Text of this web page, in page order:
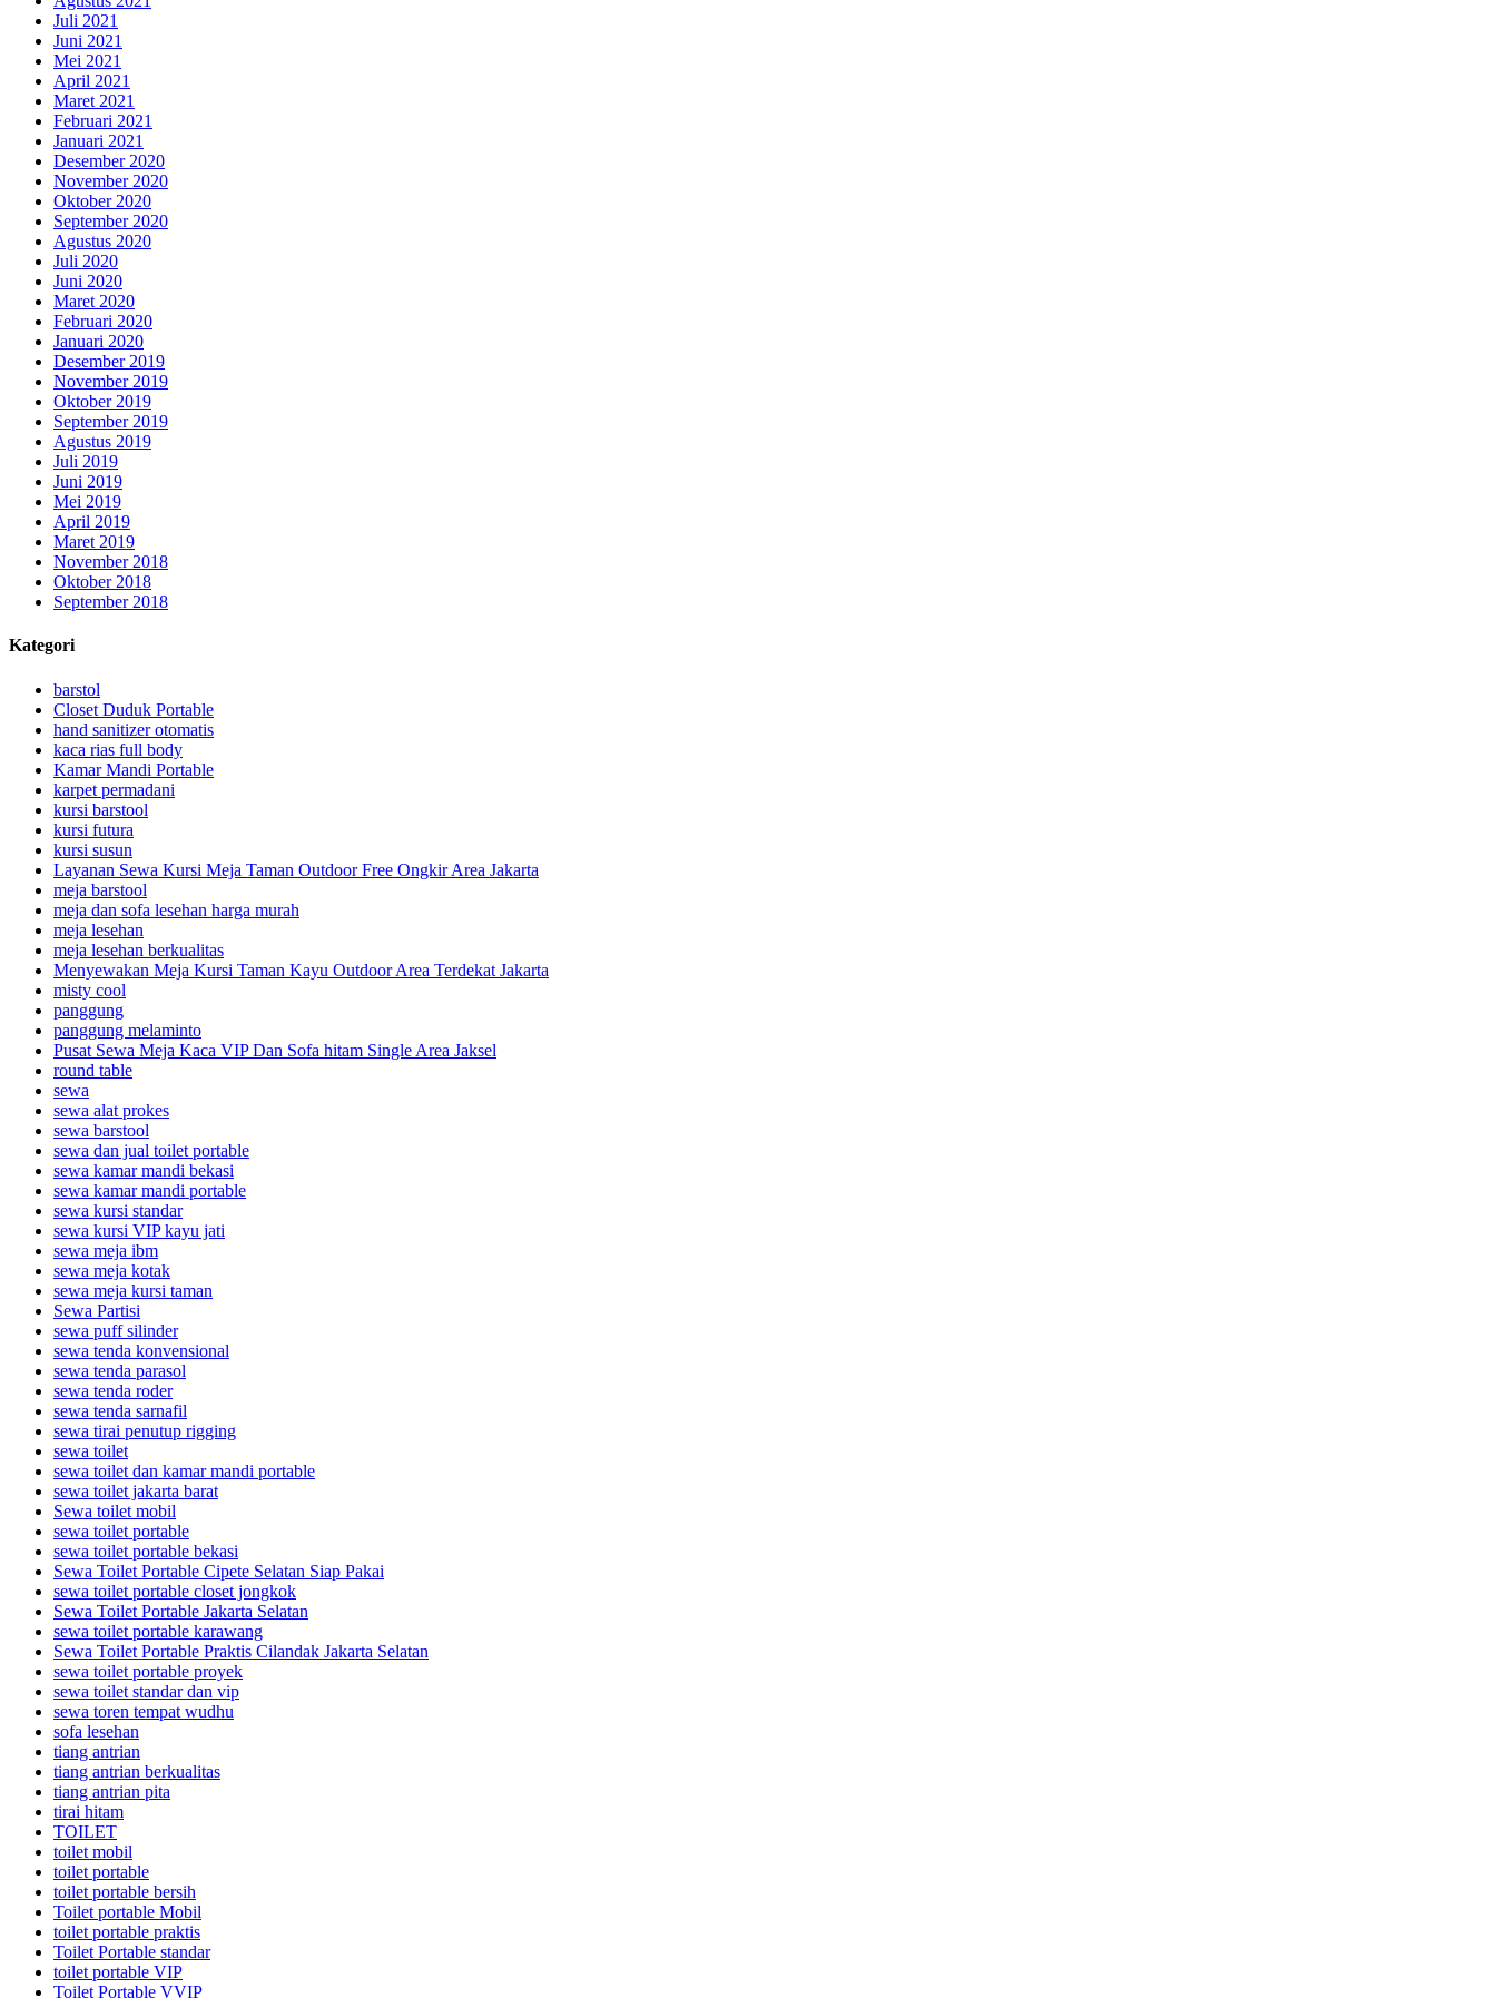
Juli 2021
Juni 2021
Mei 2021
April 2021
Maret 2021
Februari 2021
Januari 2021
Desember 2020
November 2020
Oktober 2020
September 2020
Agustus 2020
Juli 2020
Juni 2020
Maret 2020
Februari 2020
Januari 2020
Desember 2019
November 2019
Oktober 2019
September 2019
Agustus 2019
Juli 2019
Juni 2019
Mei 2019
April 2019
Maret 2019
November 2018
Oktober 2018
September 2018
Kategori
barstol
Closet Duduk Portable
hand sanitizer otomatis
kaca rias full body
Kamar Mandi Portable
karpet permadani
kursi barstool
kursi futura
kursi susun
Layanan Sewa Kursi Meja Taman Outdoor Free Ongkir Area Jakarta
meja barstool
meja dan sofa lesehan harga murah
meja lesehan
meja lesehan berkualitas
Menyewakan Meja Kursi Taman Kayu Outdoor Area Terdekat Jakarta
misty cool
panggung
panggung melaminto
Pusat Sewa Meja Kaca VIP Dan Sofa hitam Single Area Jaksel
round table
sewa
sewa alat prokes
sewa barstool
sewa dan jual toilet portable
sewa kamar mandi bekasi
sewa kamar mandi portable
sewa kursi standar
sewa kursi VIP kayu jati
sewa meja ibm
sewa meja kotak
sewa meja kursi taman
Sewa Partisi
sewa puff silinder
sewa tenda konvensional
sewa tenda parasol
sewa tenda roder
sewa tenda sarnafil
sewa tirai penutup rigging
sewa toilet
sewa toilet dan kamar mandi portable
sewa toilet jakarta barat
Sewa toilet mobil
sewa toilet portable
sewa toilet portable bekasi
Sewa Toilet Portable Cipete Selatan Siap Pakai
sewa toilet portable closet jongkok
Sewa Toilet Portable Jakarta Selatan
sewa toilet portable karawang
Sewa Toilet Portable Praktis Cilandak Jakarta Selatan
sewa toilet portable proyek
sewa toilet standar dan vip
sewa toren tempat wudhu
sofa lesehan
tiang antrian
tiang antrian berkualitas
tiang antrian pita
tirai hitam
TOILET
toilet mobil
toilet portable
toilet portable bersih
Toilet portable Mobil
toilet portable praktis
Toilet Portable standar
toilet portable VIP
Toilet Portable VVIP